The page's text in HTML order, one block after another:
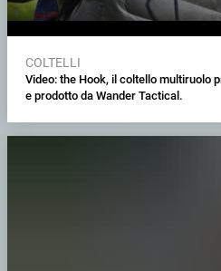
COLTELLI
Video: the Hook, il coltello multiruolo
e prodotto da Wander Tactical.